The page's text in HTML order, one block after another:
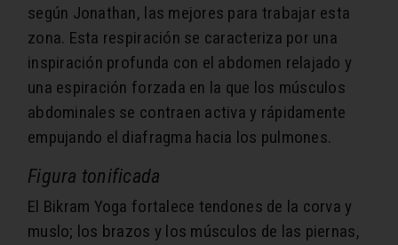
según Jonathan, las mejores para trabajar esta
zona. Esta respiración se caracteriza por una
inspiración profunda con el abdomen relajado y
una espiración forzada en la que los músculos
abdominales se contraen activa y rápidamente
empujando el diafragma hacia los pulmones.
Figura tonificada
El Bikram Yoga fortalece tendones de la corva y
muslo; los brazos y los músculos de las piernas,